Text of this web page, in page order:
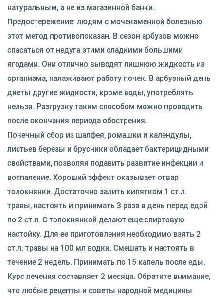
натуральным, а не из магазинной банки.
Предостережение: людям с мочекаменной болезнью
этот метод противопоказан. В сезон арбузов можно
спасаться от недуга этими сладкими большими
ягодами. Они отлично выводят лишнюю жидкость из
организма, налаживают работу почек. В арбузный день
диеты другие жидкости, кроме воды, употреблять
нельзя. Разгрузку таким способом можно проводить
после окончания периода обострения.
Почечный сбор из шалфея, ромашки и календулы,
листьев березы и брусники обладает бактерицидными
свойствами, позволяя подавить развитие инфекции и
воспаление. Хороший эффект оказывает отвар
толокнянки. Достаточно залить кипятком 1 ст.л.
травы, настоять и принимать 3 раза в день перед едой
по 2 ст.л. С толокнянкой делают еще спиртовую
настойку. Для ее приготовления необходимо взять 2
ст.л. травы на 100 мл водки. Смешать и настоять в
течение 2 недель. Принимать по 15 капель после еды.
Курс лечения составляет 2 месяца. Обратите внимание,
что любые рецепты и советы народной медицины